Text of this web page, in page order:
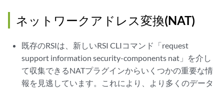
ネットワークアドレス変換(NAT)
既存のRSIは、新しいRSI CLIコマンド「request
support information security-components nat」を介し
て収集できるNATプラグインからいくつかの重要な情
報を見逃しています。これにより、より多くのデータ